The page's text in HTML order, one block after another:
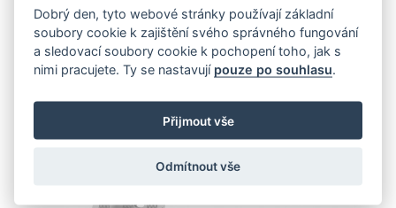
Zátěžový nájezdový profil 80 x
11 mm - zátěž do 2 t
Zobrazit
Přechodový profil 140 mm -
plochý (šroubovací) Küberit
Zobrazit
Dobrý den, tyto webové stránky používají základní
soubory cookie k zajištění svého správného fungování
a sledovací soubory cookie k pochopení toho, jak s
nimi pracujete. Ty se nastavují pouze po souhlasu.
Přijmout vše
Odmítnout vše